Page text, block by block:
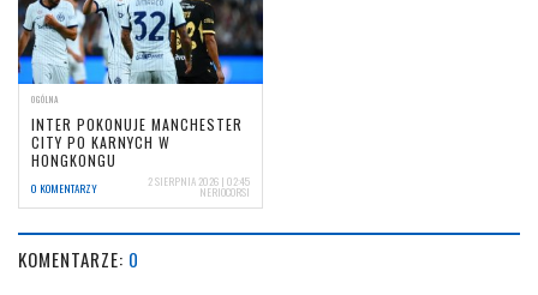
OGÓLNA
INTER POKONUJE MANCHESTER
CITY PO KARNYCH W
HONGKONGU
0 KOMENTARZY 2 SIERPNIA 2026 | 02:45
NERIOCORSI
KOMENTARZE: 0